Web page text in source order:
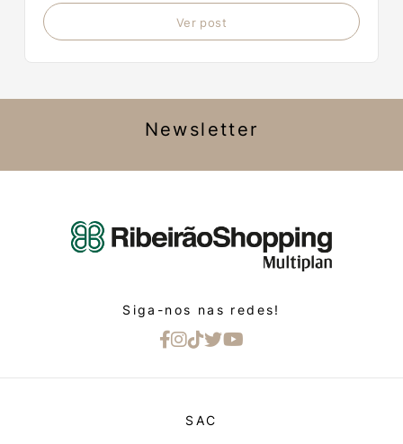
Ver post
Newsletter
Siga-nos nas redes!
SAC